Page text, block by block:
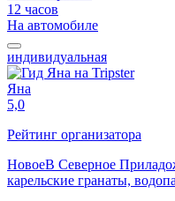
12 часов
На автомобиле
индивидуальная
Яна
5,0
Рейтинг организатора
НовоеВ Северное
карельские гранаты,